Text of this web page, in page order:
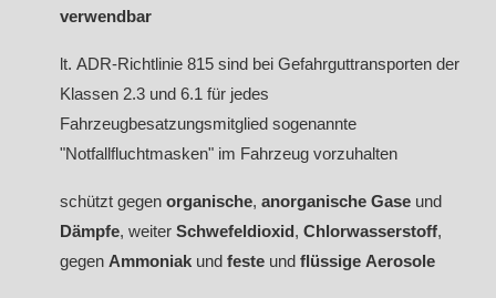
verwendbar
lt. ADR-Richtlinie 815 sind bei Gefahrguttransporten der
Klassen 2.3 und 6.1 für jedes
Fahrzeugbesatzungsmitglied sogenannte
"Notfallfluchtmasken" im Fahrzeug vorzuhalten
schützt gegen organische, anorganische Gase und
Dämpfe, weiter Schwefeldioxid, Chlorwasserstoff,
gegen Ammoniak und feste und flüssige Aerosole